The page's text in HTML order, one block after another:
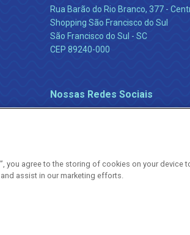
Rua Barão do Rio Branco, 377 -
Shopping São Francisco do Sul
São Francisco do Sul - SC
CEP 89240-000
Nossas Redes Sociais
you agree to the storing of cookies on your device
assist in our marketing efforts.